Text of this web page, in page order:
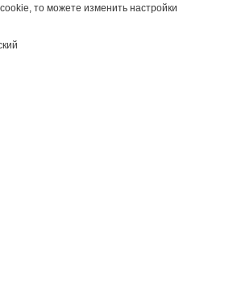
то можете изменить настройки